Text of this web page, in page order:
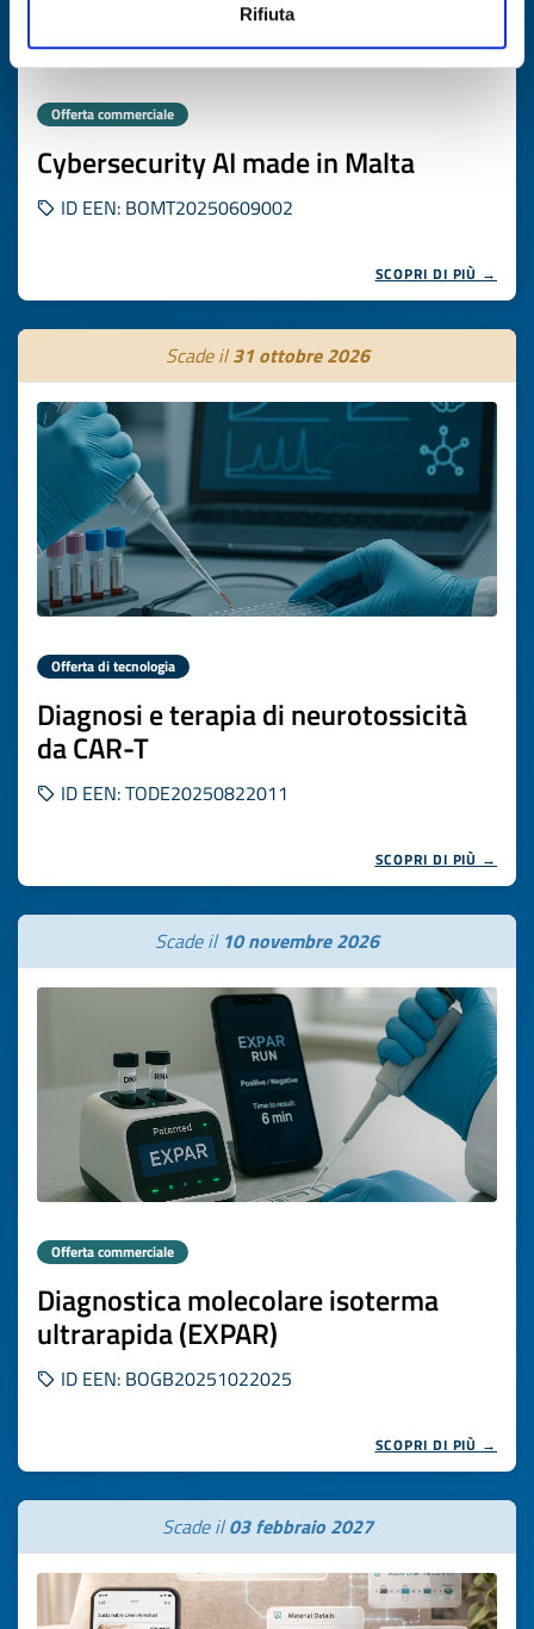
Rifiuta
Offerta commerciale
Cybersecurity AI made in Malta
ID EEN: BOMT20250609002
SCOPRI DI PIÙ →
Scade il31 ottobre 2026
Offerta di tecnologia
Diagnosi e terapia di neurotossicità
da CAR-T
ID EEN: TODE20250822011
SCOPRI DI PIÙ →
Scade il 10 novembre 2026
Offerta commerciale
Diagnostica molecolare isoterma
ultrarapida (EXPAR)
ID EEN: BOGB20251022025
SCOPRI DI PIÙ →
Scade il03 febbraio 2027